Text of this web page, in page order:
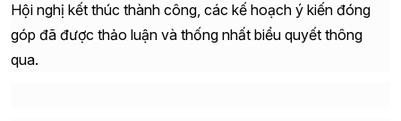
Hội nghị kết thúc thành công, các kế hoạch ý kiến đóng
góp đã được thảo luận và thống nhất biểu quyết thông
qua.